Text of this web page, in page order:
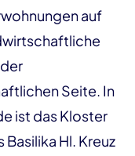
auf
Seite. In
ist das Kloster
Hl. Kreuz